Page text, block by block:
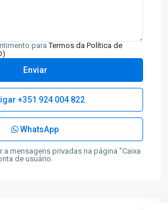
paraTermos da Política de
+351 924 004 822
WhatsApp
mensagens privadas na página "Caixa
de usuário.